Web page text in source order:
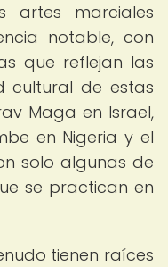
artes marciales
notable, con
que reflejan las
cultural de estas
Maga en Israel,
en Nigeria y el
solo algunas de
se practican en
tienen raíces